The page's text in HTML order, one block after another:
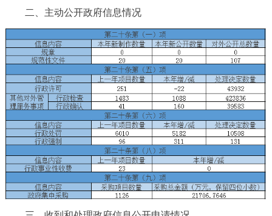
二、主动公开政府信息情况